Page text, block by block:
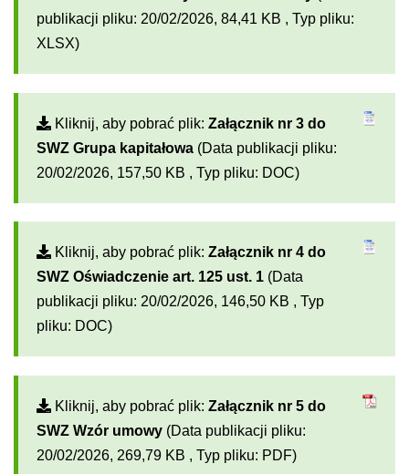
publikacji pliku: 20/02/2026, 84,41 KB , Typ pliku:
XLSX)
Kliknij, aby pobrać plik: Załącznik nr 3 do
SWZ Grupa kapitałowa (Data publikacji pliku:
20/02/2026, 157,50 KB , Typ pliku: DOC)
Kliknij, aby pobrać plik: Załącznik nr 4 do
SWZ Oświadczenie art. 125 ust. 1 (Data
publikacji pliku: 20/02/2026, 146,50 KB , Typ
pliku: DOC)
Kliknij, aby pobrać plik: Załącznik nr 5 do
SWZ Wzór umowy (Data publikacji pliku:
20/02/2026, 269,79 KB , Typ pliku: PDF)